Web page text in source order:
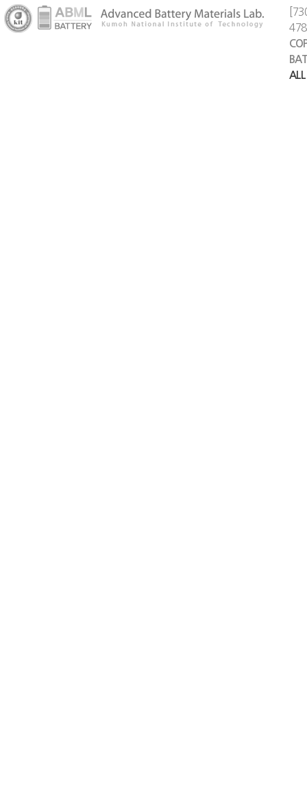
ALL